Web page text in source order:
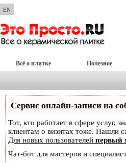
EN
Всё о плитке Полезное
Сервис онлайн-записи на
Тот, кто работает в сфере услуг,
клиентам о визитах тоже. Нашли
Для новых пользователей первый
Чат-бот для мастеров и